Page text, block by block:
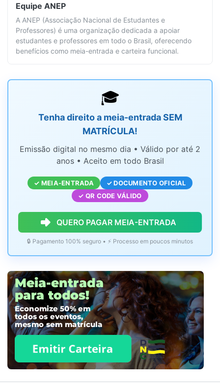
Equipe ANEP
A ANEP (Associação Nacional de Estudantes e
Professores) é uma organização dedicada a apoiar
estudantes e professores em todo o Brasil, oferecendo
benefícios como meia-entrada e carteira funcional.
🎓
Tenha direito a meia-entrada SEM
MATRÍCULA!
Emissão digital no mesmo dia • Válido por até 2
anos • Aceito em todo Brasil
✓ MEIA-ENTRADA
✓ DOCUMENTO OFICIAL
✓ QR CODE VÁLIDO
QUERO PAGAR MEIA-ENTRADA
🔒 Pagamento 100% seguro • ⚡ Processo em poucos minutos